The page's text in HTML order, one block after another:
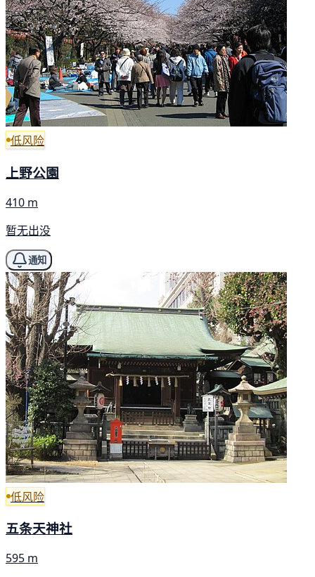
低风险
上野公園
410 m
暂无出没
通知
低风险
五条天神社
595 m